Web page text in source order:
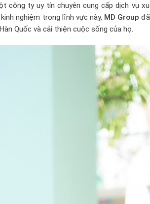
công ty uy tín chuyên cung cấp dịch vụ
nghiệm trong lĩnh vực này, MD Group
Quốc và cải thiện cuộc sống của họ.